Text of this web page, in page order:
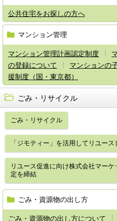
公共住宅をお探しの方へ
マンション管理
マンション管理計画認定制度
の登録について
マンションの
援制度（国・東京都）
ごみ・リサイクル
ごみ・リサイクル
「ジモティー」を活用してリユース
リユース促進に向け株式会社マー
定を締結
ごみ・資源物の出し方
ごみ・資源物の出し方について